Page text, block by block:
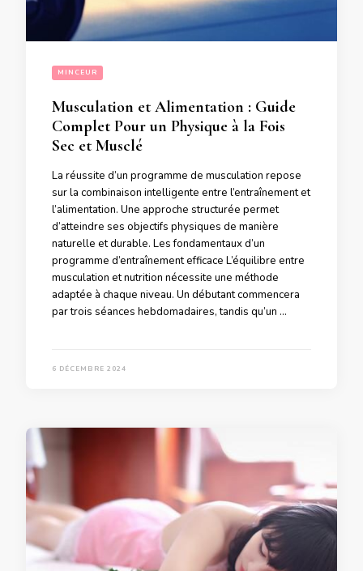
MINCEUR
Musculation et Alimentation : Guide
Complet Pour un Physique à la Fois
Sec et Musclé
La réussite d’un programme de musculation repose
sur la combinaison intelligente entre l’entraînement et
l’alimentation. Une approche structurée permet
d’atteindre ses objectifs physiques de manière
naturelle et durable. Les fondamentaux d’un
programme d’entraînement efficace L’équilibre entre
musculation et nutrition nécessite une méthode
adaptée à chaque niveau. Un débutant commencera
par trois séances hebdomadaires, tandis qu’un …
6 DÉCEMBRE 2024